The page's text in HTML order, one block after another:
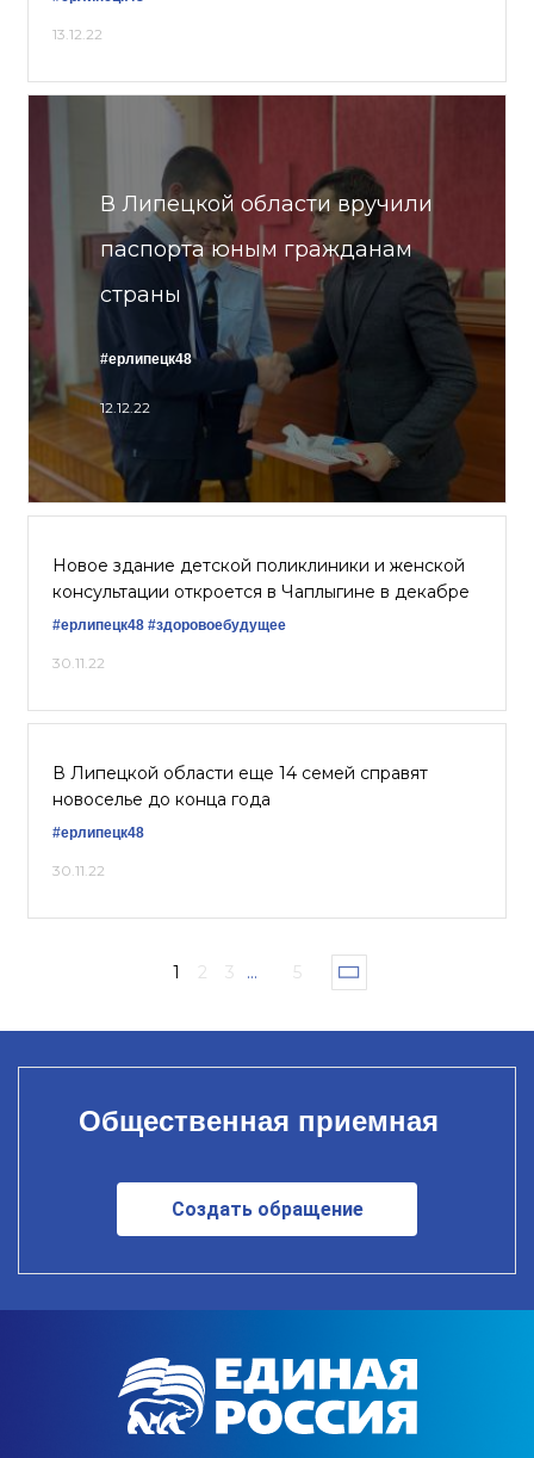
13.12.22
В Липецкой области вручили
паспорта юным гражданам
страны
#ерлипецк48
12.12.22
Новое здание детской поликлиники и женской
консультации откроется в Чаплыгине в декабре
#ерлипецк48 #здоровоебудущее
30.11.22
В Липецкой области еще 14 семей справят
новоселье до конца года
#ерлипецк48
30.11.22
1 2 3 ... 5
Общественная приемная
Создать обращение